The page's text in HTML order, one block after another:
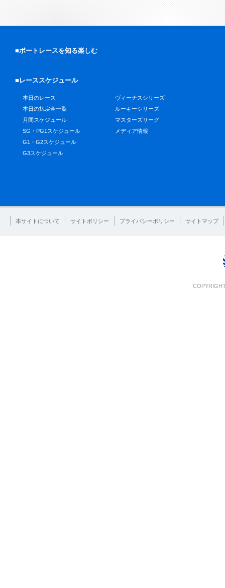
■ボートレースを知る楽しむ
■レーススケジュール
本日のレース
本日の払戻金一覧
月間スケジュール
SG・PG1スケジュール
G1・G2スケジュール
G3スケジュール
ヴィーナスシリーズ
ルーキーシリーズ
マスターズリーグ
メディア情報
本サイトについて サイトポリシー プライバシーポリシー サイトマップ